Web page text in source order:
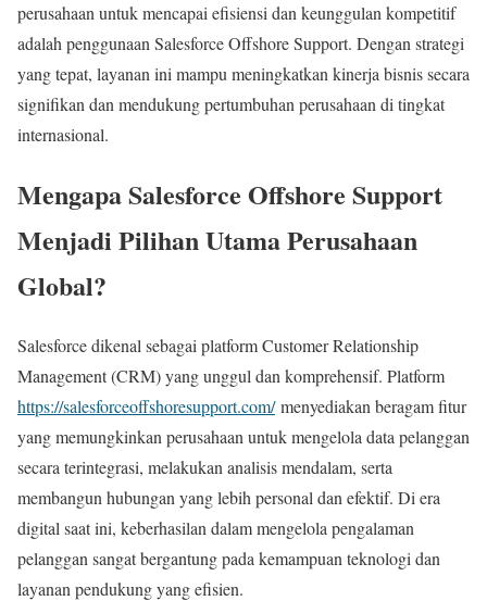
perusahaan untuk mencapai efisiensi dan keunggulan kompetitif
adalah penggunaan Salesforce Offshore Support. Dengan strategi
yang tepat, layanan ini mampu meningkatkan kinerja bisnis secara
signifikan dan mendukung pertumbuhan perusahaan di tingkat
internasional.
Mengapa Salesforce Offshore Support
Menjadi Pilihan Utama Perusahaan
Global?
Salesforce dikenal sebagai platform Customer Relationship
Management (CRM) yang unggul dan komprehensif. Platform
https://salesforceoffshoresupport.com/menyediakan beragam fitur
yang memungkinkan perusahaan untuk mengelola data pelanggan
secara terintegrasi, melakukan analisis mendalam, serta
membangun hubungan yang lebih personal dan efektif. Di era
digital saat ini, keberhasilan dalam mengelola pengalaman
pelanggan sangat bergantung pada kemampuan teknologi dan
layanan pendukung yang efisien.